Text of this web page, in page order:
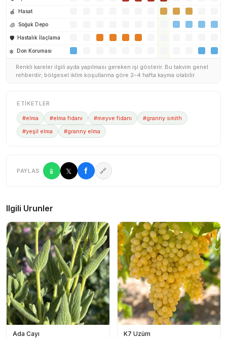
🍎 Hasat
🧊 Soğuk Depo
🛡️ Hastalık İlaçlama
❄️ Don Koruması
Renkli kareler ilgili ayda yapılması gereken işi gösterir. Bu takvim genel
rehberdir; bölgesel iklim koşullarına göre 2–4 hafta kayma olabilir.
ETIKETLER
#elma #elma fidanı #meyve fidanı
#granny smith
#yeşil elma
#granny elma
PAYLAS 📱 𝕏 f 🔗
Ilgili Urunler
Ada Cayı K7 Uzüm